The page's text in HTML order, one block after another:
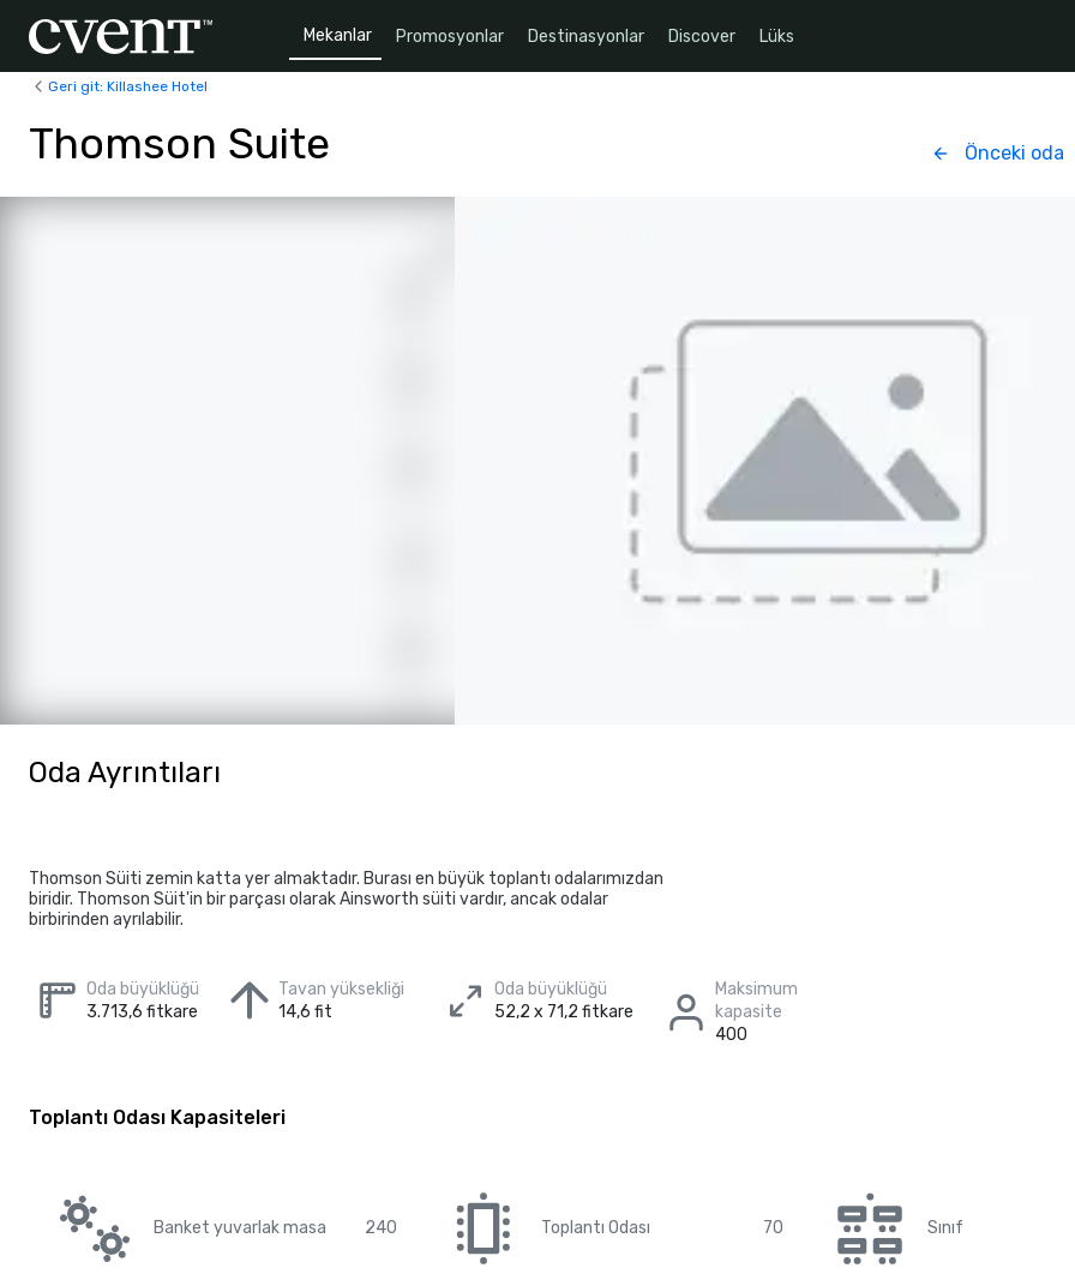
Mekanlar Promosyonlar Destinasyonlar Discover Lüks
Geri git: Killashee Hotel
Thomson Suite Önceki oda
Oda Ayrıntıları
Thomson Süiti zemin katta yer almaktadır. Burası en büyük toplantı odalarımızdan
biridir. Thomson Süit'in bir parçası olarak Ainsworth süiti vardır, ancak odalar
birbirinden ayrılabilir.
Oda büyüklüğü
3.713,6 fitkare
Tavan yüksekliği
14,6 fit
Oda büyüklüğü
52,2 x 71,2 fitkare
Maksimum
kapasite
400
Toplantı Odası Kapasiteleri
Banket yuvarlak masa 240 Toplantı Odası 70 Sınıf